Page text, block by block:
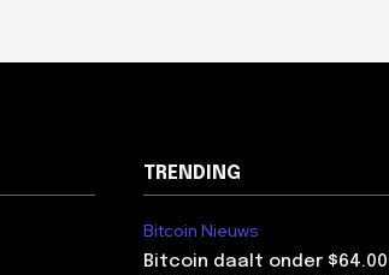
TRENDING
Bitcoin Nieuws
Bitcoin daalt onder